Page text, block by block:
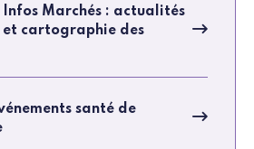
Infos Marchés : actualités
et cartographie des
santé de